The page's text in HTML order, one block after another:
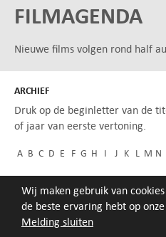
Melding sluiten
Wij maken gebruik van
de beste ervaring hebt op
FILMAGENDA
Nieuwe films volgen rond half
ARCHIEF
Druk op de beginletter van de
of jaar van eerste vertoning.
A B C D E F G H I J K L M N